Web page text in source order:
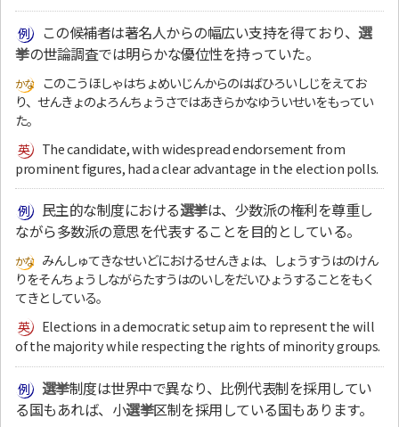
この候補者は著名人からの幅広い支持を得ており、 選
挙の世論調査では明らかな優位性を持っていた。
このこうほしゃはちょめいじんからのはばひろいしじをえてお
り、せんきょのよろんちょうさではあきらかなゆういせいをもってい
た。
The candidate, with widespread endorsement from
prominent figures, had a clear advantage in the election polls.
民主的な制度における選挙は、少数派の権利を尊重し
ながら多数派の意思を代表することを目的としている。
みんしゅてきなせいどにおけるせんきょは、しょうすうはのけん
りをそんちょうしながらたすうはのいしをだいひょうすることをもく
てきとしている。
Elections in a democratic setup aim to represent the will
of the majority while respecting the rights of minority groups.
選挙制度は世界中で異なり、比例代表制を採用してい
る国もあれば、小選挙区制を採用している国もあります。